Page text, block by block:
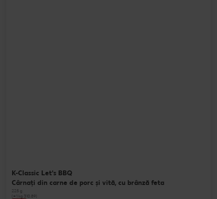
K-Classic Let's BBQ
Cârnați din carne de porc și vită, cu brânză feta
225 g
(=1 kg 310.89)